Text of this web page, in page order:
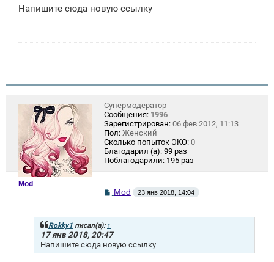
б
Напишите сюда новую ссылку
Mod
Супермодератор
Сообщения: 1996
Зарегистрирован: 06 фев 2012, 11:13
Пол: Женский
Сколько попыток ЭКО: 0
Благодарил (а): 99 раз
Поблагодарили: 195 раз
С
о
б
е
н
и
Mod 23 янв 2018, 14:04
Rokky1 писал(а): ↑
17 янв 2018, 20:47
Напишите сюда новую ссылку